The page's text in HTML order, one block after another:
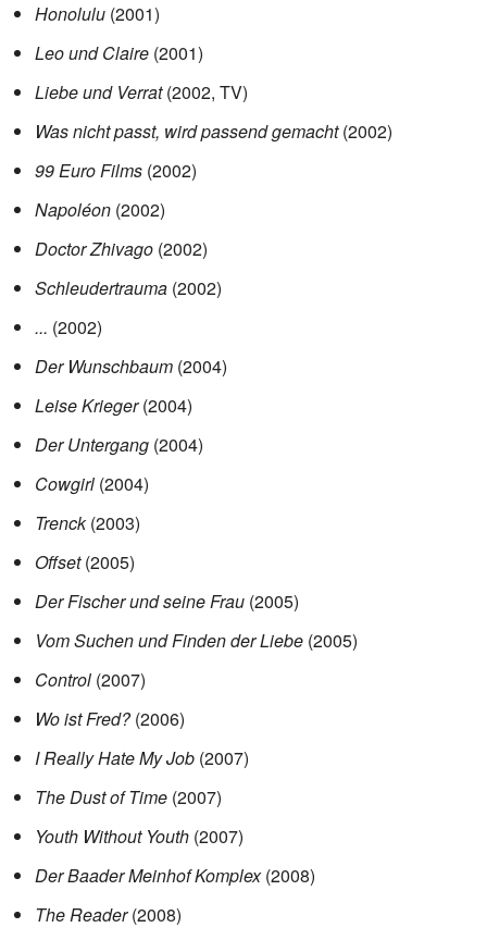
Honolulu (2001)
Leo und Claire (2001)
Liebe und Verrat(2002, TV)
Was nicht passt, wird passend gemacht(2002)
99 Euro Films (2002)
Napoléon (2002)
Doctor Zhivago (2002)
Schleudertrauma (2002)
... (2002)
Der Wunschbaum (2004)
Leise Krieger(2004)
Der Untergang (2004)
Cowgirl (2004)
Trenck(2003)
Offset(2005)
Der Fischer und seine Frau (2005)
Vom Suchen und Finden der Liebe (2005)
Control (2007)
Wo ist Fred?(2006)
I Really Hate My Job (2007)
The Dust of Time (2007)
Youth Without Youth (2007)
Der Baader Meinhof Komplex(2008)
The Reader(2008)